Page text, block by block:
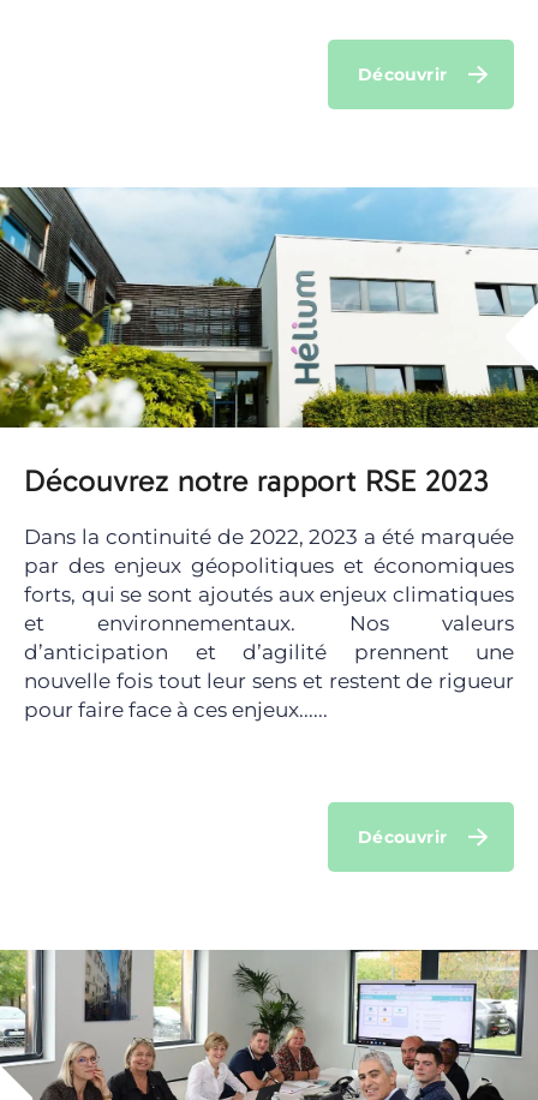
Découvrir
Découvrez notre rapport RSE 2023
Dans la continuité de 2022, 2023 a été marquée
par des enjeux géopolitiques et économiques
forts, qui se sont ajoutés aux enjeux climatiques
et environnementaux. Nos valeurs
d’anticipation et d’agilité prennent une
nouvelle fois tout leur sens et restent de rigueur
pour faire face à ces enjeux......
Découvrir